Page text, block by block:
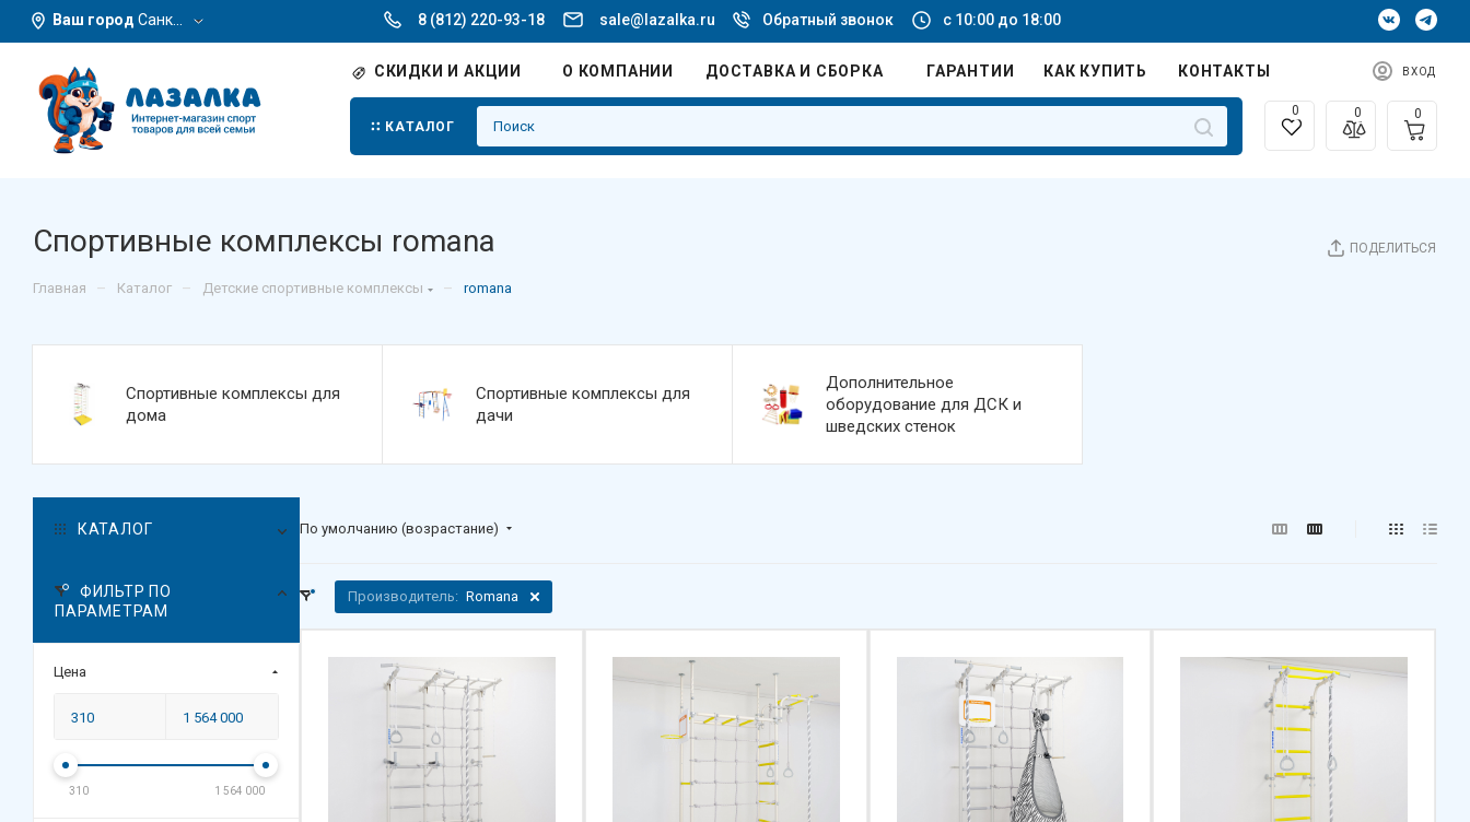
Ваш город Санкт-Петербург 8 (812) 220-93-18 sale@lazalka.ru Обратный звонок с 10:00 до 18:00
СКИДКИ И АКЦИИ О КОМПАНИИ ДОСТАВКА И СБОРКА ГАРАНТИИ КАК КУПИТЬ КОНТАКТЫ ВХОД
КАТАЛОГ
0 0 0
ПОДЕЛИТЬСЯ
Спортивные комплексы romana
Главная – Каталог – Детские спортивные комплексы – romana
Спортивные комплексы для
дома
Спортивные комплексы для
дачи
Дополнительное
оборудование для ДСК и
шведских стенок
По умолчанию (возрастание)
Производитель: Romana
КАТАЛОГ
ФИЛЬТР ПО
ПАРАМЕТРАМ
Цена
310 1 564 000